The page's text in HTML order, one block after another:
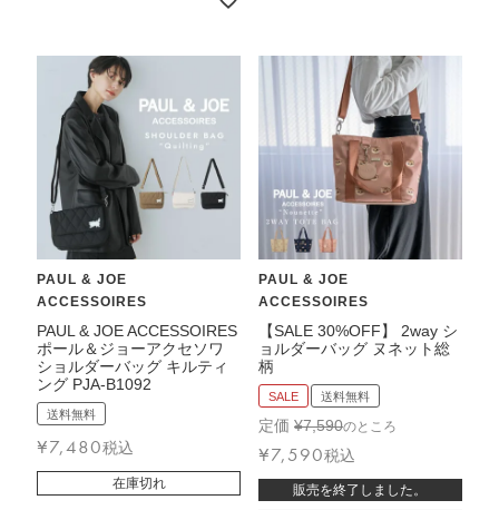
PAUL & JOE
ACCESSOIRES
PAUL & JOE ACCESSOIRES
ポール＆ジョーアクセソワ
ショルダーバッグ キルティ
ング PJA-B1092
送料無料
¥7,480税込
在庫切れ
PAUL & JOE
ACCESSOIRES
【SALE 30%OFF】 2way シ
ョルダーバッグ ヌネット総
柄
SALE 送料無料
定価 ¥7,590のところ
¥7,590税込
販売を終了しました。